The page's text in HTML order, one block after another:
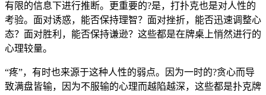
有限的信息下进行推断。更重要的?是，打扑克也是对人性的
考验。面对诱惑，能否保持理智？面对挫折，能否迅速调整心
态？面对胜利，能否保持谦逊？这些都是在牌桌上悄然进行的
心理较量。
“疼”，有时也来源于这种人性的弱点。因为一时的?贪心而导
致满盘皆输，因为不服输的心理而越陷越深，这些都是扑克牌